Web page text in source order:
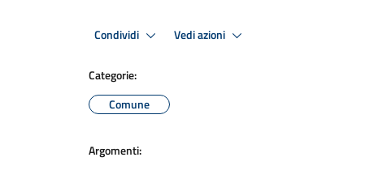
Condividi Vedi azioni
Categorie:
Comune
Argomenti: